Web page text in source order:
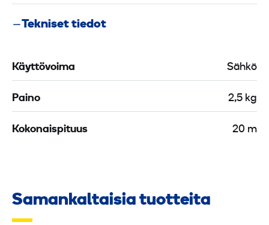
Tekniset tiedot
Käyttövoima Sähkö
Paino 2,5 kg
Kokonaispituus 20 m
Samankaltaisia tuotteita